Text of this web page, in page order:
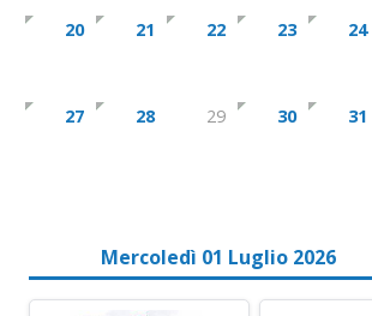
20 21 22 23 24
27 28 29 30 31
Mercoledì 01 Luglio 2026